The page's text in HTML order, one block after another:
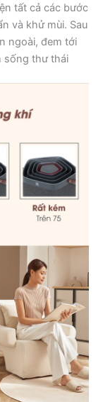
tất cả các bước
và khử mùi. Sau
ngoài, đem tới
sống thư thái